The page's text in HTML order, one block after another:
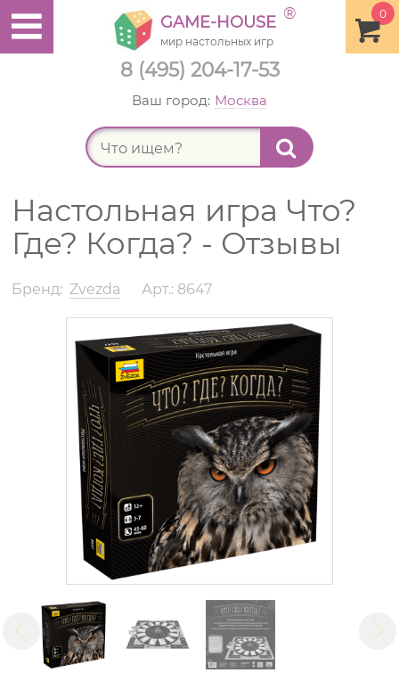
8 (495) 204-17-53
0
GAME-HOUSE ®
мир настольных игр
Ваш город: Москва
Настольная игра Что?
Где? Когда? - Отзывы
Бренд: Zvezda Арт.: 8647